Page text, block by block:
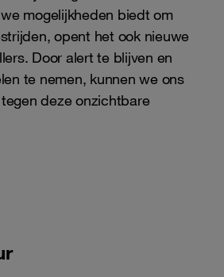
mogelijkheden biedt om
opent het ook nieuwe
Door alert te blijven en
te nemen, kunnen we ons
deze onzichtbare